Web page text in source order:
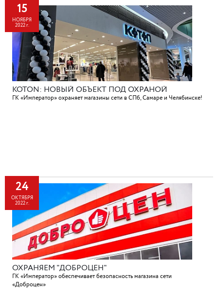
15
НОЯБРЯ
2022 г.
KOTON: НОВЫЙ ОБЪЕКТ ПОД ОХРАНОЙ
ГК «Император» охраняет магазины сети в СПб, Самаре и Челябинске!
24
ОКТЯБРЯ
2022 г.
ОХРАНЯЕМ "ДОБРОЦЕН"
ГК «Император» обеспечивает безопасность магазина сети
«Доброцен»